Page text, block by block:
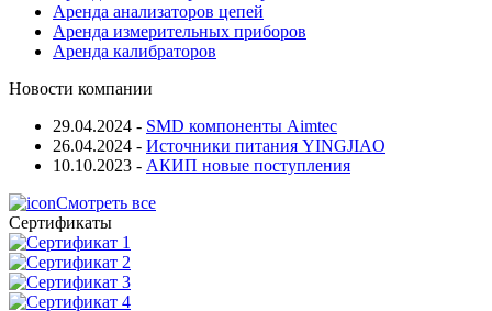
Аренда анализаторов цепей
Аренда измерительных приборов
Аренда калибраторов
Новости компании
29.04.2024 - SMD компоненты Aimtec
26.04.2024 - Источники питания YINGJIAO
10.10.2023 - АКИП новые поступления
Смотреть все
Сертификаты